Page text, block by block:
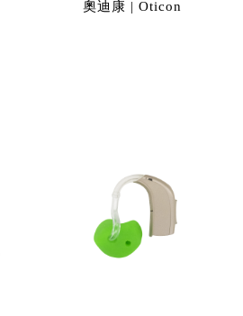
奧迪康 | Oticon